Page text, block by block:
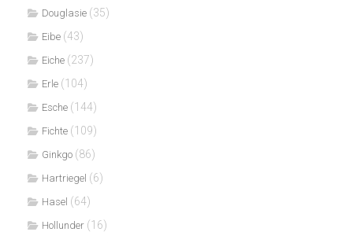
Douglasie (35)
Eibe (43)
Eiche (237)
Erle (104)
Esche (144)
Fichte (109)
Ginkgo (86)
Hartriegel (6)
Hasel (64)
Hollunder (16)